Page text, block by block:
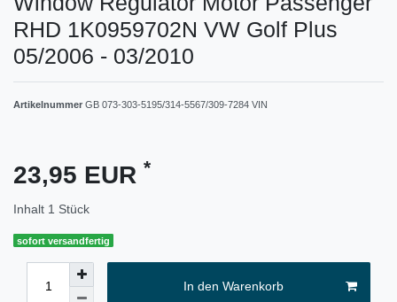
RHD 1K0959702N VW Golf Plus
05/2006 - 03/2010
Artikelnummer GB 073-303-5195/314-5567/309-7284 VIN
23,95 EUR *
Inhalt 1 Stück
sofort versandfertig
In den Warenkorb